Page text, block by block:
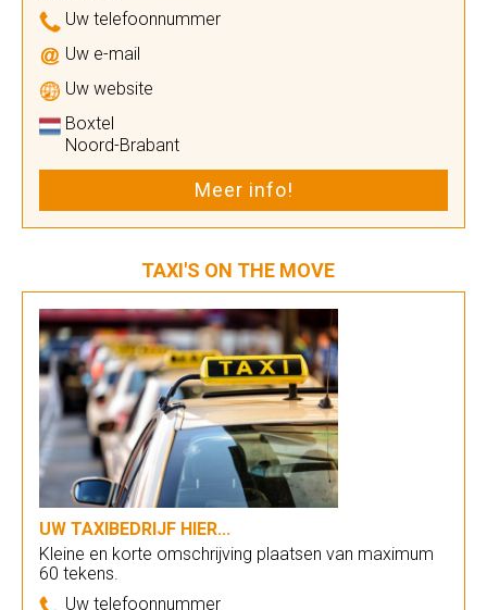
Uw telefoonnummer
Uw e-mail
Uw website
Boxtel
Noord-Brabant
Meer info!
TAXI'S ON THE MOVE
UW TAXIBEDRIJF HIER...
Kleine en korte omschrijving plaatsen van maximum
60 tekens.
Uw telefoonnummer